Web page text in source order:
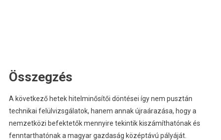
Összegzés
A következő hetek hitelminősítői döntései így nem pusztán
technikai felülvizsgálatok, hanem annak újraárazása, hogy a
nemzetközi befektetők mennyire tekintik kiszámíthatónak és
fenntarthatónak a magyar gazdaság középtávú pályáját.